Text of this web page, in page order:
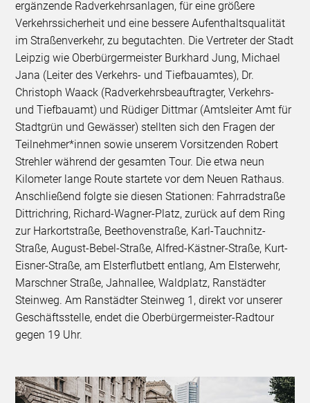
ergänzende Radverkehrsanlagen, für eine größere
Verkehrssicherheit und eine bessere Aufenthaltsqualität
im Straßenverkehr, zu begutachten. Die Vertreter der Stadt
Leipzig wie Oberbürgermeister Burkhard Jung, Michael
Jana (Leiter des Verkehrs- und Tiefbauamtes), Dr.
Christoph Waack (Radverkehrsbeauftragter, Verkehrs-
und Tiefbauamt) und Rüdiger Dittmar (Amtsleiter Amt für
Stadtgrün und Gewässer) stellten sich den Fragen der
Teilnehmer*innen sowie unserem Vorsitzenden Robert
Strehler während der gesamten Tour. Die etwa neun
Kilometer lange Route startete vor dem Neuen Rathaus.
Anschließend folgte sie diesen Stationen: Fahrradstraße
Dittrichring, Richard-Wagner-Platz, zurück auf dem Ring
zur Harkortstraße, Beethovenstraße, Karl-Tauchnitz-
Straße, August-Bebel-Straße, Alfred-Kästner-Straße, Kurt-
Eisner-Straße, am Elsterflutbett entlang, Am Elsterwehr,
Marschner Straße, Jahnallee, Waldplatz, Ranstädter
Steinweg. Am Ranstädter Steinweg 1, direkt vor unserer
Geschäftsstelle, endet die Oberbürgermeister-Radtour
gegen 19 Uhr.